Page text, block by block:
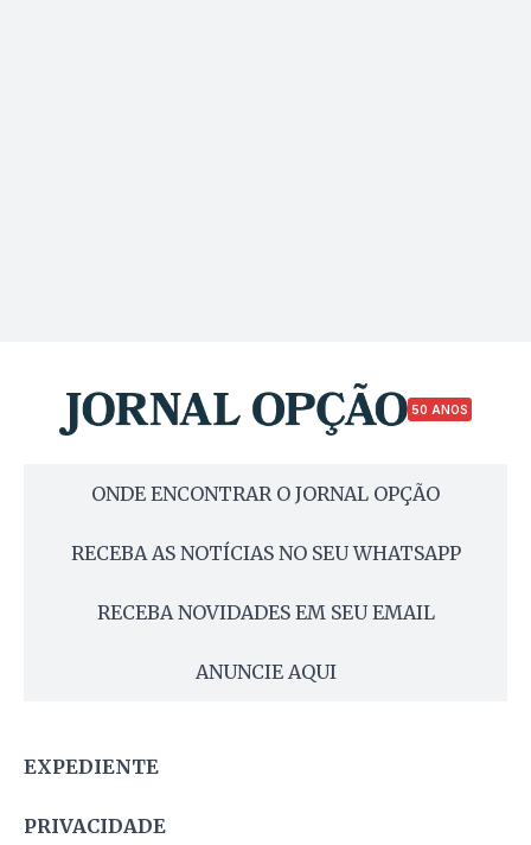
50 ANOS
ONDE ENCONTRAR O JORNAL OPÇÃO
RECEBA AS NOTÍCIAS NO SEU WHATSAPP
RECEBA NOVIDADES EM SEU EMAIL
ANUNCIE AQUI
EXPEDIENTE
PRIVACIDADE